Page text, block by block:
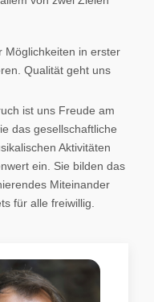
Möglichkeiten in erster
Qualität geht uns
ist uns Freude am
das gesellschaftliche
Aktivitäten
ein. Sie bilden das
Miteinander
für alle freiwillig.